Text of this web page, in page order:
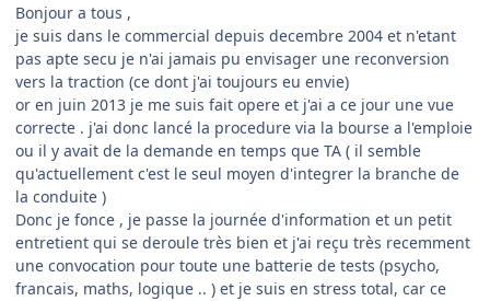
Bonjour a tous ,
je suis dans le commercial depuis decembre 2004 et n'etant
pas apte secu je n'ai jamais pu envisager une reconversion
vers la traction (ce dont j'ai toujours eu envie)
or en juin 2013 je me suis fait opere et j'ai a ce jour une vue
correcte . j'ai donc lancé la procedure via la bourse a l'emploie
ou il y avait de la demande en temps que TA ( il semble
qu'actuellement c'est le seul moyen d'integrer la branche de
la conduite )
Donc je fonce , je passe la journée d'information et un petit
entretient qui se deroule très bien et j'ai reçu très recemment
une convocation pour toute une batterie de tests (psycho,
francais, maths, logique .. ) et je suis en stress total, car ce